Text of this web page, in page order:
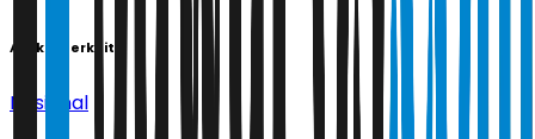
Artikel Terkait
Nasional